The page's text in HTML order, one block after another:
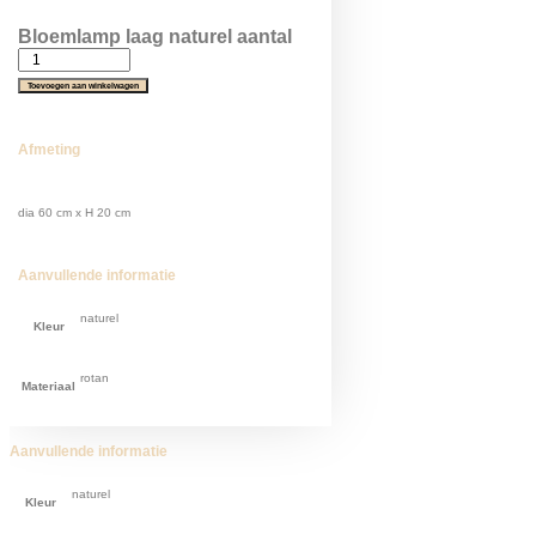
Bloemlamp laag naturel aantal
Toevoegen aan winkelwagen
Afmeting
dia 60 cm x H 20 cm
Aanvullende informatie
Kleur
naturel
Materiaal
rotan
Aanvullende informatie
Kleur
naturel